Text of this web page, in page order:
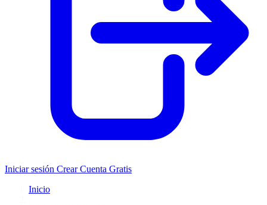
Iniciar sesión Crear Cuenta Gratis
Inicio